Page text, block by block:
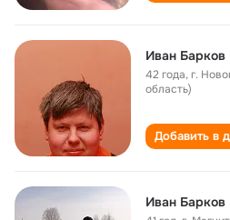
Иван Барков
42 года,г.
область)
Добавить в
Иван Барков